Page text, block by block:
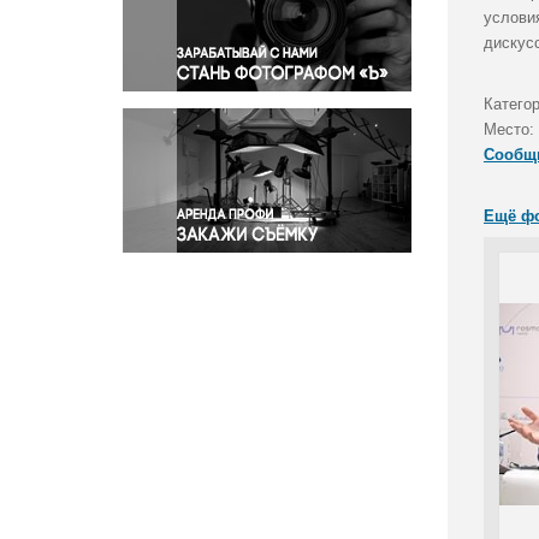
Правосудие
Происшествия и конфликты
Религия
Светская жизнь
Спорт
Экология
Экономика и бизнес
Место:
Ещё